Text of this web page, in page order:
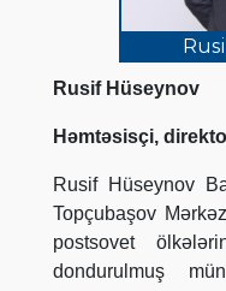
Rusif Hüseynov
Həmtəsisçi,
Rusif Hüseynov
Topçubaşov
postsovet
dondurulmuş